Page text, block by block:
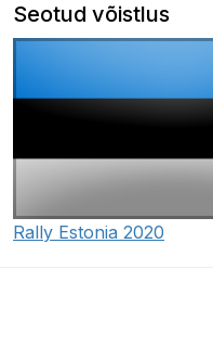
Seotud võistlus
Rally Estonia 2020